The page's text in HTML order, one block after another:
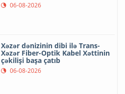
06-08-2026
Xəzər dənizinin dibi ilə Trans-
Xəzər Fiber-Optik Kabel Xəttinin
çəkilişi başa çatıb
06-08-2026